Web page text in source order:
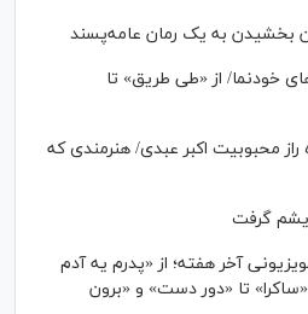
بخشیدن به یک رمان عامه‌پسند
خودنما/ از «طی طریق» تا
راز محبوبیت اکبر عبدی/ هنرمندی که
آخر هفته؛ از «پدرم یه آدم
تا «دور دست» و «برون